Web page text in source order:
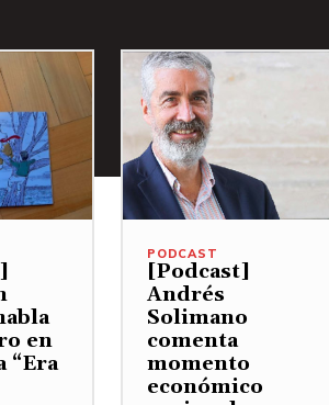
en
“Era
PODCAST
[Podcast]
Andrés
Solimano
comenta
momento
económico